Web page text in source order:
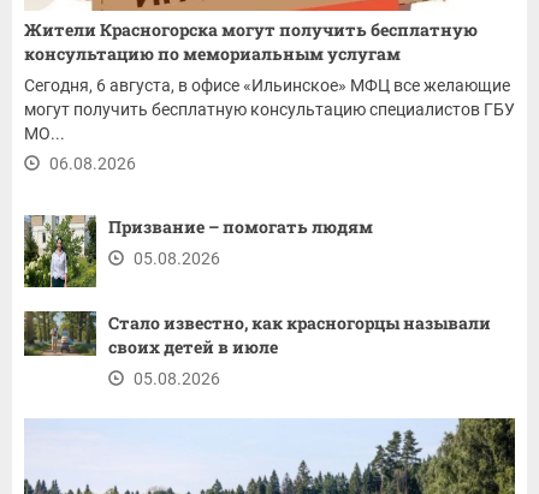
Жители Красногорска могут получить бесплатную
консультацию по мемориальным услугам
Сегодня, 6 августа, в офисе «Ильинское» МФЦ все желающие
могут получить бесплатную консультацию специалистов ГБУ
МО...
06.08.2026
Призвание – помогать людям
05.08.2026
Стало известно, как красногорцы называли
своих детей в июле
05.08.2026